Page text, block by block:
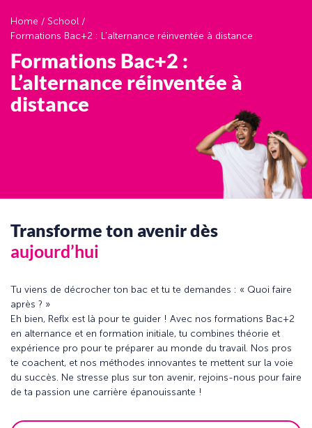
Home / School /
Formations Bac+2 : L’alternance réinventée à distance
Formations Bac+2 :
L’alternance réinventée à
distance
Transforme ton avenir dès
aujourd’hui
Tu viens de décrocher ton bac et tu te demandes : « Quoi faire
après ? »
Eh bien, Reflx est là pour te guider ! Avec nos formations Bac+2
en alternance et en formation initiale, tu combines théorie et
expérience pro pour te préparer au monde du travail. Nos pros
te coachent, et nos méthodes innovantes te mettent sur la voie
du succès. Ne stresse plus sur ton avenir, rejoins-nous pour faire
de ta passion une carrière épanouissante !